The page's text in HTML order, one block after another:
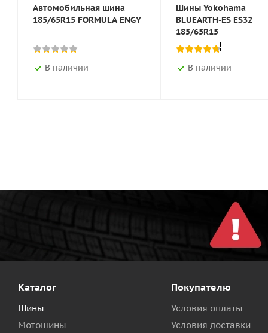
Автомобильная шина
185/65R15 FORMULA ENGY
В наличии
Шины Yokohama
BLUEARTH-ES ES32
185/65R15
В наличии
Каталог
Шины
Мотошины
Покупателю
Условия оплаты
Условия доставки